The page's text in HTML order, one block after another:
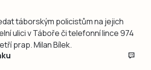
táborským policistům na jejich
ulici v Táboře či telefonní lince 974
prap. Milan Bílek.